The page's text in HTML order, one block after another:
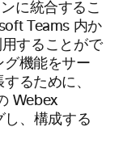
に統合するこ
Teams 内か
することがで
グ機能をサー
るために、
Webex
し、構成する